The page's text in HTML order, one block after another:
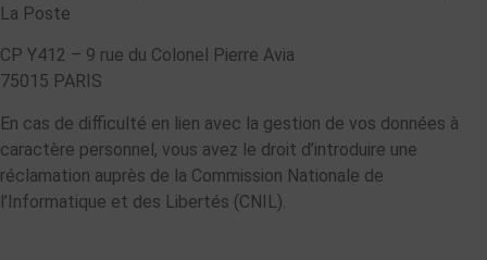
La Poste
CP Y412 – 9 rue du Colonel Pierre Avia
75015 PARIS
En cas de difficulté en lien avec la gestion de vos données à
caractère personnel, vous avez le droit d’introduire une
réclamation auprès de la Commission Nationale de
l’Informatique et des Libertés (CNIL).